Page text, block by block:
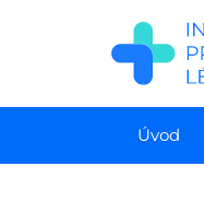
Úvod